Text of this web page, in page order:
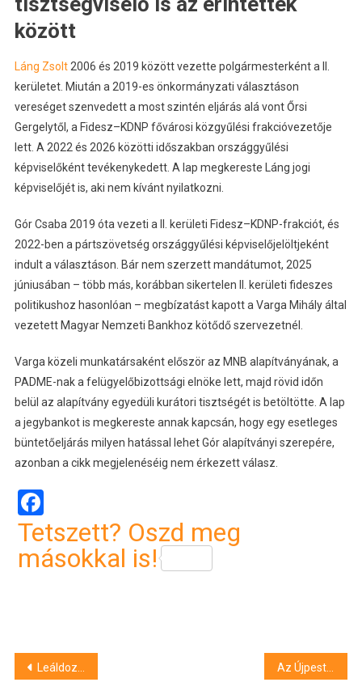
között
Láng Zsolt2006 és 2019 között vezette polgármesterként a II.
kerületet. Miután a 2019-es önkormányzati választáson
vereséget szenvedett a most szintén eljárás alá vont Őrsi
Gergelytől, a Fidesz–KDNP fővárosi közgyűlési frakcióvezetője
lett. A 2022 és 2026 közötti időszakban országgyűlési
képviselőként tevékenykedett. A lap megkereste Láng jogi
képviselőjét is, aki nem kívánt nyilatkozni.
Gór Csaba 2019 óta vezeti a II. kerületi Fidesz–KDNP-frakciót, és
2022-ben a pártszövetség országgyűlési képviselőjelöltjeként
indult a választáson. Bár nem szerzett mandátumot, 2025
júniusában – több más, korábban sikertelen II. kerületi fideszes
politikushoz hasonlóan – megbízatást kapott a Varga Mihály által
vezetett Magyar Nemzeti Bankhoz kötődő szervezetnél.
Varga közeli munkatársaként először az MNB alapítványának, a
PADME-nak a felügyelőbizottsági elnöke lett, majd rövid időn
belül az alapítvány egyedüli kurátori tisztségét is betöltötte. A lap
a jegybankot is megkereste annak kapcsán, hogy egy esetleges
büntetőeljárás milyen hatással lehet Gór alapítványi szerepére,
azonban a cikk megjelenéséig nem érkezett válasz.
Facebook
Tetszett? Oszd meg
másokkal is!
Bejegyzés
Leáldozott a Szuverenitásvédelmi Hivatalnak